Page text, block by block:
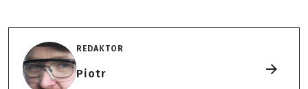
REDAKTOR
Piotr